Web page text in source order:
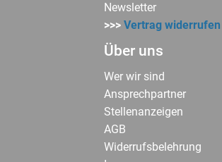
Newsletter
>>>Vertrag widerrufen
Über uns
Wer wir sind
Ansprechpartner
Stellenanzeigen
AGB
Widerrufsbelehrung